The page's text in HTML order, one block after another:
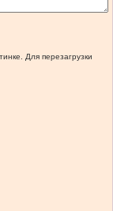
Для перезагрузки